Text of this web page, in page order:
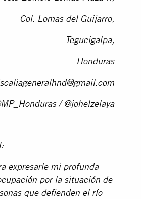
Col. Lomas del Guijarro,
Tegucigalpa,
Honduras
/ @johelzelaya
expresarle mi profunda
por la situación de
que defienden el río